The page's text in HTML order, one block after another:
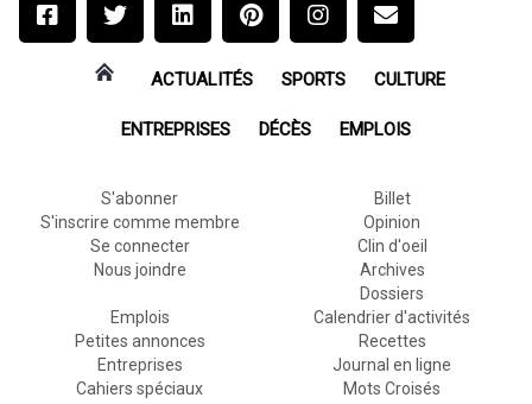
ACTUALITÉS SPORTS CULTURE
ENTREPRISES DÉCÈS EMPLOIS
S'abonner
S'inscrire comme membre
Se connecter
Nous joindre
Billet
Opinion
Clin d'oeil
Archives
Dossiers
Emplois
Petites annonces
Entreprises
Cahiers spéciaux
Calendrier d'activités
Recettes
Journal en ligne
Mots Croisés